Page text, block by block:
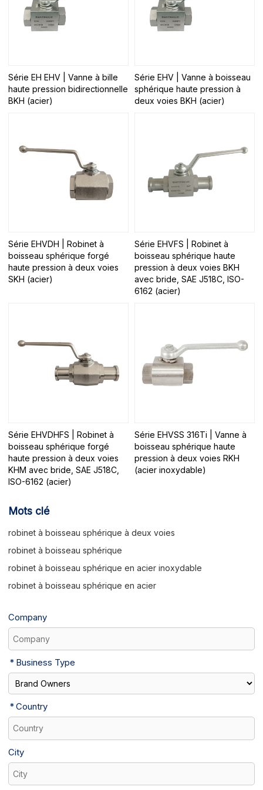
Série EH EHV | Vanne à bille
haute pression bidirectionnelle
BKH (acier)
Série EHV | Vanne à boisseau
sphérique haute pression à
deux voies BKH (acier)
Série EHVDH | Robinet à
boisseau sphérique forgé
haute pression à deux voies
SKH (acier)
Série EHVFS | Robinet à
boisseau sphérique haute
pression à deux voies BKH
avec bride, SAE J518C, ISO-
6162 (acier)
Série EHVDHFS | Robinet à
boisseau sphérique forgé
haute pression à deux voies
KHM avec bride, SAE J518C,
ISO-6162 (acier)
Série EHVSS 316Ti | Vanne à
boisseau sphérique haute
pression à deux voies RKH
(acier inoxydable)
Mots clé
robinet à boisseau sphérique à deux voies
robinet à boisseau sphérique
robinet à boisseau sphérique en acier inoxydable
robinet à boisseau sphérique en acier
Company
Business Type
Country
City